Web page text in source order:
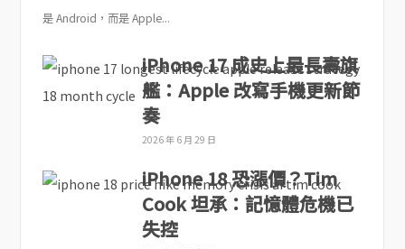
是 Android，而是 Apple...
iPhone 17 成史上最長壽旗
艦：Apple 改寫手機更新節
奏
2026 年 6 月 29 日
iPhone 18 恐漲價？Tim
Cook 坦承：記憶體危機已
失控